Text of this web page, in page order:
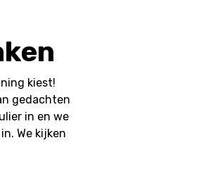
kiest!
gedachten
in en we
We kijken